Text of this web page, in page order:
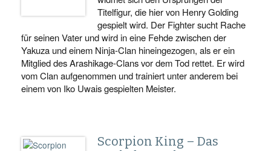
Titelfigur, die hier von Henry Golding
gespielt wird. Der Fighter sucht Rache
für seinen Vater und wird in eine Fehde zwischen der
Yakuza und einem Ninja-Clan hineingezogen, als er ein
Mitglied des Arashikage-Clans vor dem Tod rettet. Er wird
vom Clan aufgenommen und trainiert unter anderem bei
einem von Iko Uwais gespielten Meister.
Scorpion King – Das